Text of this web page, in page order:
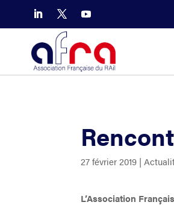
27 février 2019 |
L’Association